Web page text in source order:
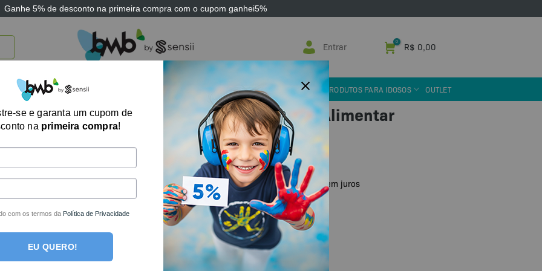
Ganhe 5% de desconto na primeira compra com o cupom ganhei5%
Entrar R$ 0,00
BRINQUEDOS E JOGOS ARK THERAPEUTIC SENSII TECNOLOGIA ASSISTIVA PRODUTOS PARA IDOSOS OUTLET
Jogo Terapêutico Papo Alimentar
62,04 no boleto ou PIX
R$65,30 em até1x deR$65,30 sem juros
Fora de estoque
se e garanta um cupom de
na primeira compra!
com os termos da Política de Privacidade
EU QUERO!